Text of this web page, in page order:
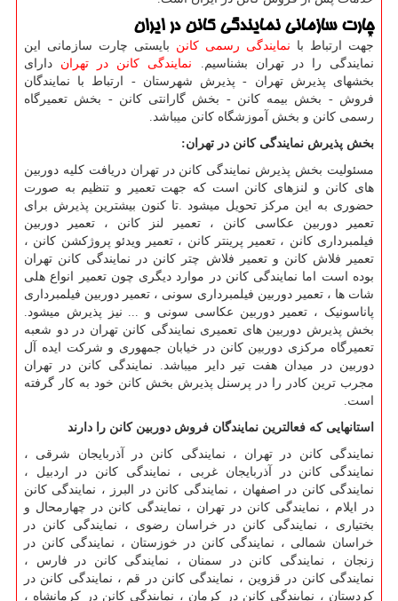
چارت سازمانی نمایندگی کانن در ایران
جهت ارتباط با نمایندگی رسمی کانن بایستی چارت سازمانی این
نمایندگی را در تهران بشناسیم. نمایندگی کانن در تهران دارای
بخشهای پذیرش تهران - پذیرش شهرستان - ارتباط با نمایندگان
فروش - بخش بیمه کانن - بخش گارانتی کانن - بخش تعمیرگاه
رسمی کانن و بخش آموزشگاه کانن میباشد
بخش پذیرش نمایندگی کانن در تهران:
مسئولیت بخش پذیرش نمایندگی کانن در تهران دریافت کلیه دوربین
های کانن و لنزهای کانن است که جهت تعمیر و تنظیم به صورت
حضوری به این مرکز تحویل میشود
تا کنون بیشترین پذیرش برای
تعمیر دوربین عکاسی کانن ، تعمیر لنز کانن ، تعمیر دوربین
فیلمبرداری کانن ، تعمیر پرینتر کانن ، تعمیر ویدئو پروژکشن کانن ،
تعمیر فلاش کانن و تعمیر فلاش چتر کانن در نمایندگی کانن تهران
بوده است اما نمایندگی کانن در موارد دیگری چون تعمیر انواع هلی
شات ها ، تعمیر دوربین فیلمبرداری سونی ، تعمیر دوربین فیلمبرداری
پاناسونیک ، تعمیر دوربین عکاسی سونی و ... نیز پذیرش میشود
بخش پذیرش دوربین های تعمیری نمایندگی کانن تهران در دو شعبه
تعمیرگاه مرکزی دوربین کانن در خیابان جمهوری و شرکت ایده آل
دوربین در میدان هفت تیر دایر میباشد. نمایندگی کانن در تهران
مجرب ترین کادر را در پرسنل پذیرش بخش کانن خود به کار گرفته
است
استانهایی که فعالترین نمایندگان فروش دوربین کانن را دارند
نمایندگی کانن در تهران ، نمایندگی کانن در آذربایجان شرقی ،
نمایندگی کانن در آذربایجان غربی ، نمایندگی کانن در اردبیل ،
نمایندگی کانن در اصفهان ، نمایندگی کانن در البرز ، نمایندگی کانن
در ایلام ، نمایندگی کانن در تهران ، نمایندگی کانن در چهارمحال و
بختیاری ، نمایندگی کانن در خراسان رضوی ، نمایندگی کانن در
خراسان شمالی ، نمایندگی کانن در خوزستان ، نمایندگی کانن در
زنجان ، نمایندگی کانن در سمنان ، نمایندگی کانن در فارس ،
نمایندگی کانن در قزوین ، نمایندگی کانن در قم ، نمایندگی کانن در
کردستان ، نمایندگی کانن در کرمان ، نمایندگی کانن در کرمانشاه ،